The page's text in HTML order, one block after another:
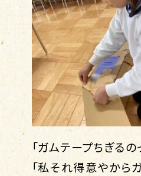
「ガムテープちぎるの
「私それ得意やから